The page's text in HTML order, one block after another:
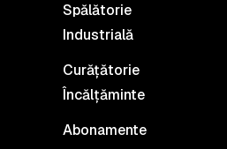
Spălătorie
Industrială
Curățătorie
Încălțăminte
Abonamente